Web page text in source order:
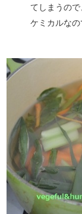
てしまうの
ケミカルなの